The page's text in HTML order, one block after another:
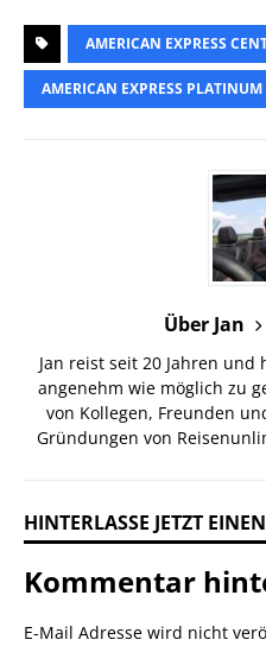
AMERICAN EXPRESS
AMERICAN EXPRESS PLATINUM
Über Jan
Jan reist seit 20 Jahren und
angenehm wie möglich zu
von Kollegen, Freunden
Gründungen von
HINTERLASSE JETZT
Kommentar
E-Mail Adresse wird nicht